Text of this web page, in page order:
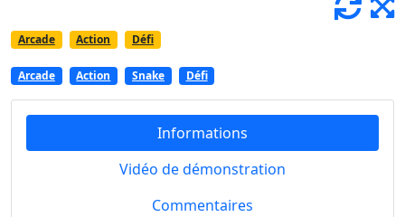
Arcade Action Défi
Arcade Action Snake Défi
Informations
Vidéo de démonstration
Commentaires